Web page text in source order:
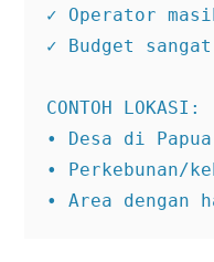
✓ Operator
✓ Budget
CONTOH LOKASI:
• Desa di
• Perkebunan/
• Area dengan